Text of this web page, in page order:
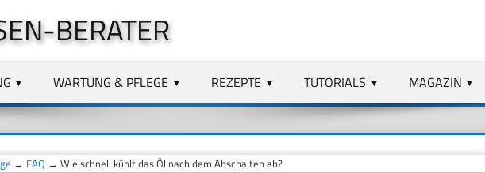
BERATER
WARTUNG & PFLEGE REZEPTE TUTORIALS MAGAZIN
→ FAQ → Wie schnell kühlt das Öl nach dem Abschalten ab?